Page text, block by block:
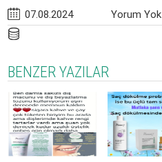
07.08.2024 Yorum Yok
BENZER YAZILAR